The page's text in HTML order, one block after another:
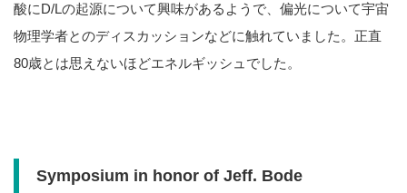
酸にD/Lの起源について興味があるようで、偏光について宇宙
物理学者とのディスカッションなどに触れていました。正直
80歳とは思えないほどエネルギッシュでした。
Symposium in honor of Jeff. Bode